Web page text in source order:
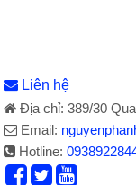
Liên hệ
Địa chỉ: 389/30
Email:
Hotline: